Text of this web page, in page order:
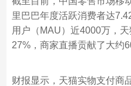
里巴巴年度活跃消费者达
用户（MAU）近4000万，
27%，商家直播贡献了大约
财报显示，天猫实物支付商